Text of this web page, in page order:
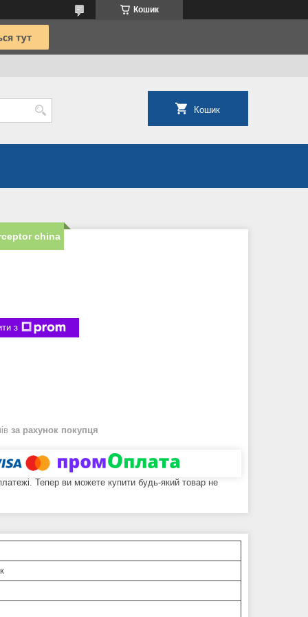
Кошик
Кошик
china
з
за рахунок покупця
Тепер ви можете купити будь-який товар не